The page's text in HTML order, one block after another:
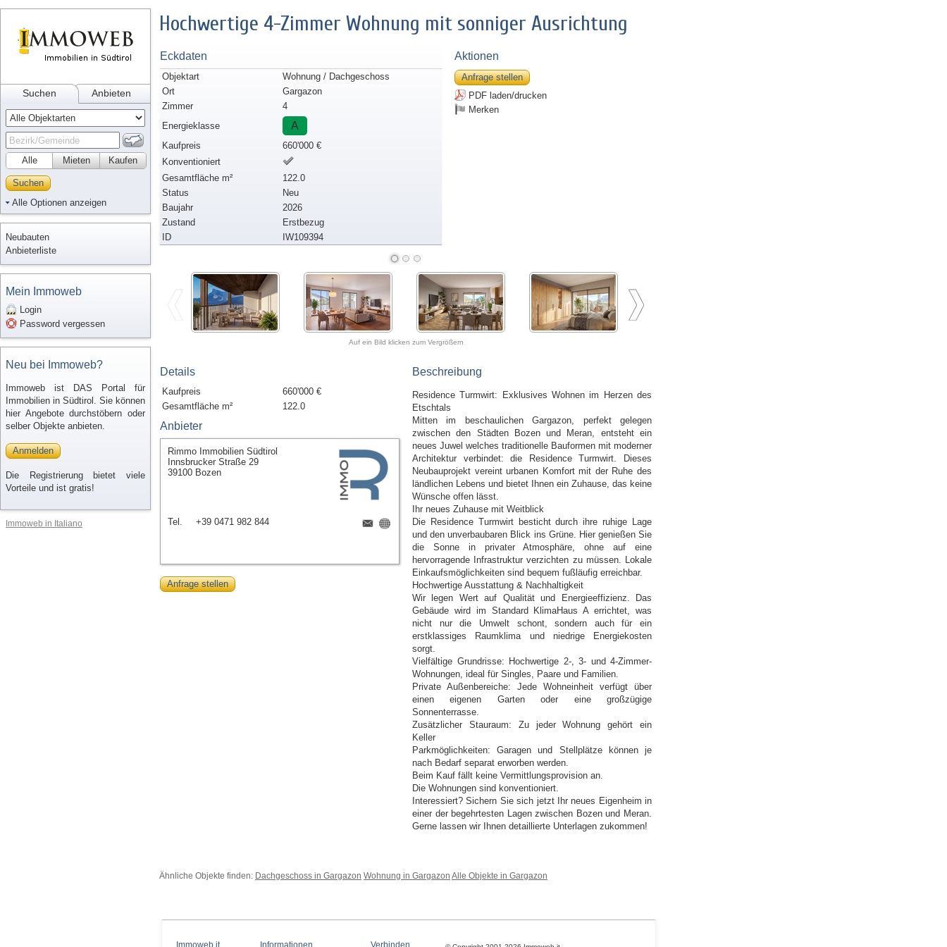
Suchen Anbieten
Alle Kaufen
Mieten
Suchen
Alle Optionen anzeigen
Neubauten
Anbieterliste
Mein Immoweb
Login
Password vergessen
Neu bei Immoweb?
Immoweb ist DAS Portal für
Immobilien in Südtirol. Sie können
hier Angebote durchstöbern oder
selber Objekte anbieten.
Anmelden
Die Registrierung bietet viele
Vorteile und ist gratis!
Immoweb in Italiano
Hochwertige 4-Zimmer Wohnung mit sonniger Ausrichtung
Eckdaten
Objektart
Wohnung / Dachgeschoss
Ort
Gargazon
Zimmer
4
Energieklasse
A
Kaufpreis
660'000 €
Konventioniert
Gesamtfläche m²
122.0
Status
Neu
Baujahr
2026
Zustand
Erstbezug
ID
IW109394
Aktionen
Anfrage stellen
PDF laden/drucken
Merken
Auf ein Bild klicken zum Vergrößern
Details
Kaufpreis
660'000 €
Gesamtfläche m²
122.0
Beschreibung
Residence Turmwirt: Exklusives Wohnen im Herzen des
Etschtals
Mitten im beschaulichen Gargazon, perfekt gelegen
zwischen den Städten Bozen und Meran, entsteht ein
neues Juwel welches traditionelle Bauformen mit moderner
Architektur verbindet: die Residence Turmwirt. Dieses
Neubauprojekt vereint urbanen Komfort mit der Ruhe des
ländlichen Lebens und bietet Ihnen ein Zuhause, das keine
Wünsche offen lässt.
Ihr neues Zuhause mit Weitblick
Die Residence Turmwirt besticht durch ihre ruhige Lage
und den unverbaubaren Blick ins Grüne. Hier genießen Sie
die Sonne in privater Atmosphäre, ohne auf eine
hervorragende Infrastruktur verzichten zu müssen. Lokale
Einkaufsmöglichkeiten sind bequem fußläufig erreichbar.
Hochwertige Ausstattung & Nachhaltigkeit
Wir legen Wert auf Qualität und Energieeffizienz. Das
Gebäude wird im Standard KlimaHaus A errichtet, was
nicht nur die Umwelt schont, sondern auch für ein
erstklassiges Raumklima und niedrige Energiekosten
sorgt.
Vielfältige Grundrisse: Hochwertige 2-, 3- und 4-Zimmer-
Wohnungen, ideal für Singles, Paare und Familien.
Private Außenbereiche: Jede Wohneinheit verfügt über
einen eigenen Garten oder eine großzügige
Sonnenterrasse.
Zusätzlicher Stauraum: Zu jeder Wohnung gehört ein
Keller
Parkmöglichkeiten: Garagen und Stellplätze können je
nach Bedarf separat erworben werden.
Beim Kauf fällt keine Vermittlungsprovision an.
Die Wohnungen sind konventioniert.
Interessiert? Sichern Sie sich jetzt Ihr neues Eigenheim in
einer der begehrtesten Lagen zwischen Bozen und Meran.
Gerne lassen wir Ihnen detaillierte Unterlagen zukommen!
Anbieter
Rimmo Immobilien Südtirol
Innsbrucker Straße 29
39100 Bozen
Tel. +39 0471 982 844
Anfrage stellen
Ähnliche Objekte finden: Dachgeschoss in Gargazon Wohnung in Gargazon Alle Objekte in Gargazon
Immoweb.it Informationen Verbinden